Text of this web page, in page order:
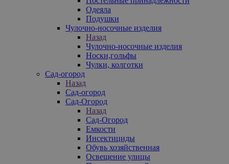
Одеяла
Подушки
Чулочно-носочные изделия
Назад
Чулочно-носочные изделия
Носки,гольфы
Чулки, колготки
Сад-огород
Назад
Сад-огород
Сад-Огород
Назад
Сад-Огород
Емкости
Инсектициды
Обувь хозяйственная
Освещение улицы